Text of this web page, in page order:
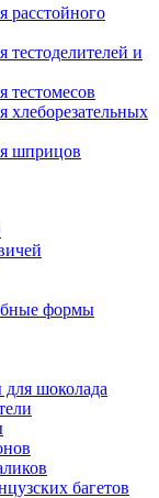
расстойного
и
шприцов
формы
шоколада
багетов